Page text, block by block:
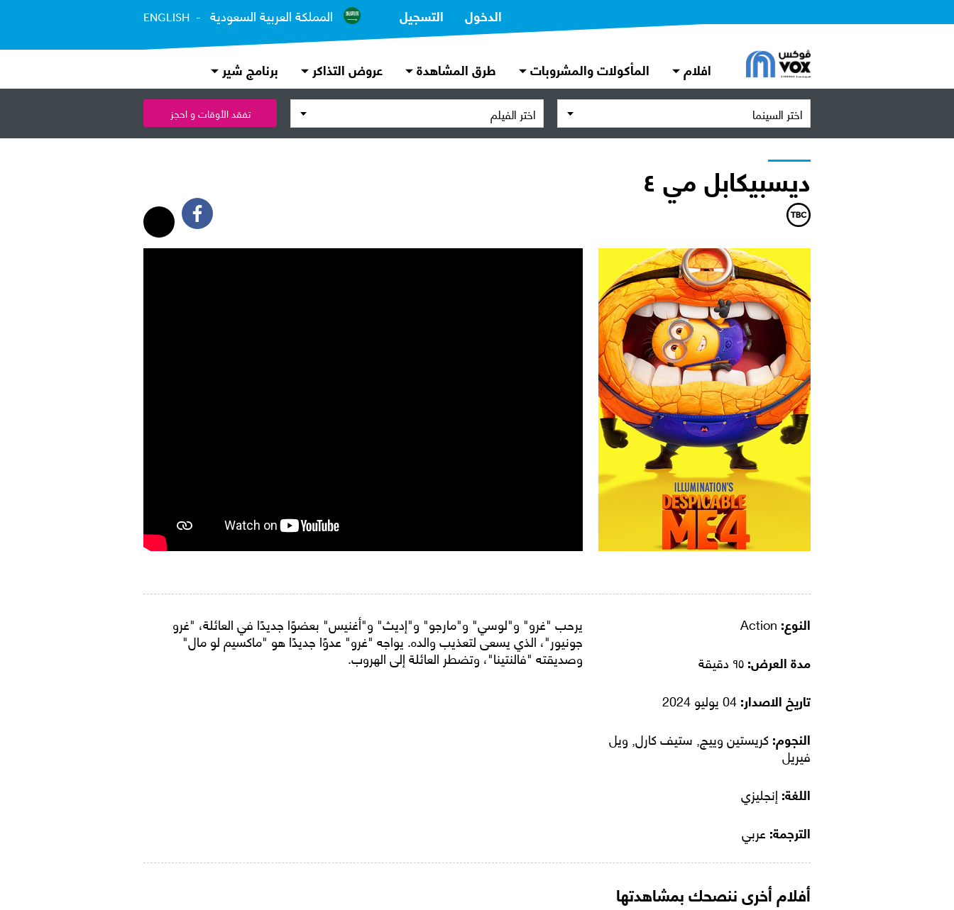
الدخول التسجيل المملكة العربية السعودية ENGLISH
افلام المأكولات والمشروبات طرق المشاهدة عروض التذاكر برنامج شير
اختر السينما اختر الفيلم تفقد الأوقات و احجز
ديسبيكابل مي ٤
النوع:
مدة العرض:
تاريخ الاصدار:
النجوم:كريستين وييج, ستيف كارل, ويل
فيريل
اللغة: إنجليزي
الترجمة: عربي
يرحب "غرو" و"لوسي" و"مارجو" و"إديث" و"أغنيس" بعضوًا جديدًا في العائلة، "غرو
جونيور"، الذي يسعى لتعذيب والده. يواجه "غرو" عدوًا جديدًا هو "ماكسيم لو مال"
وصديقته "فالنتينا"، وتضطر العائلة إلى الهروب.
أفلام أخرى ننصحك بمشاهدتها